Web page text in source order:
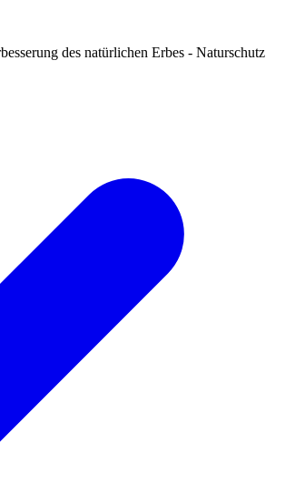
des natürlichen Erbes - Naturschutz